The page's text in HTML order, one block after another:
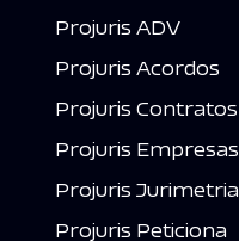
Projuris ADV
Projuris Acordos
Projuris Contratos
Projuris Empresas
Projuris Jurimetria
Projuris Peticiona